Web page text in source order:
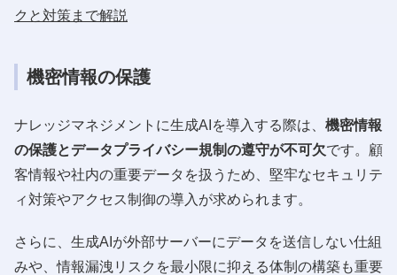
クと対策まで解説
機密情報の保護
ナレッジマネジメントに生成AIを導入する際は、 機密情報
の保護とデータプライバシー規制の遵守が不可欠です。顧
客情報や社内の重要データを扱うため、堅牢なセキュリテ
ィ対策やアクセス制御の導入が求められます。
さらに、生成AIが外部サーバーにデータを送信しない仕組
みや、情報漏洩リスクを最小限に抑える体制の構築も重要